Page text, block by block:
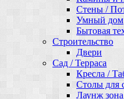
Стены /
Умный дом
Бытовая
Строительство
Двери
Сад / Терраса
Кресла /
Столы для
Лаунж зона